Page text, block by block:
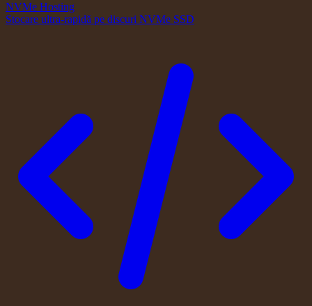
NVMe Hosting
Stocare ultra-rapidă pe discuri NVMe SSD